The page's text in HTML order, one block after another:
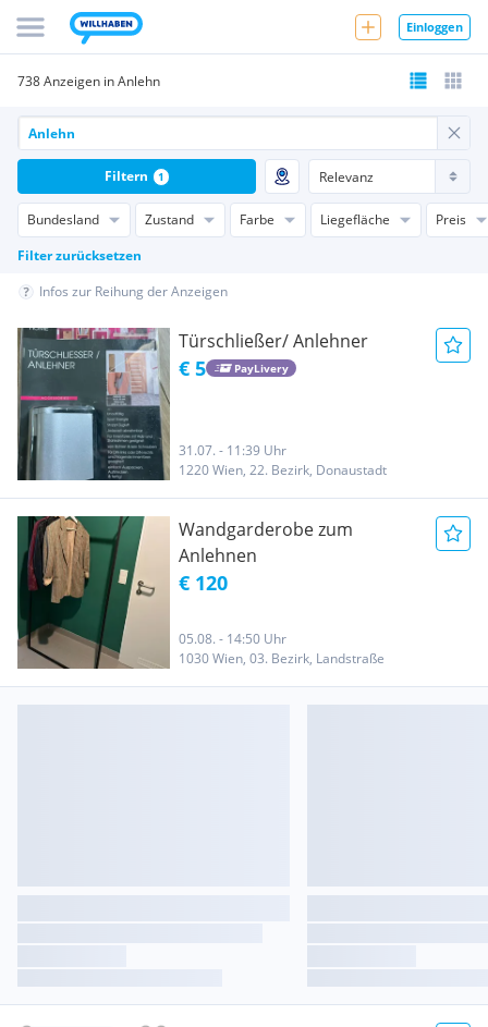
Einloggen
738 Anzeigen in Anlehn
Bundesland Zustand Farbe Liegefläche
Preis
Filter zurücksetzen
Filtern 1
Infos zur Reihung der Anzeigen
Türschließer/ Anlehner
€ 5 PayLivery
31.07. - 11:39 Uhr
1220 Wien, 22. Bezirk, Donaustadt
Wandgarderobe zum
Anlehnen
€ 120
05.08. - 14:50 Uhr
1030 Wien, 03. Bezirk, Landstraße